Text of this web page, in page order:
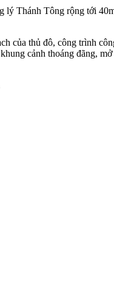
Thánh Tông rộng tới
của thủ đô, công trình
cảnh thoáng đãng,